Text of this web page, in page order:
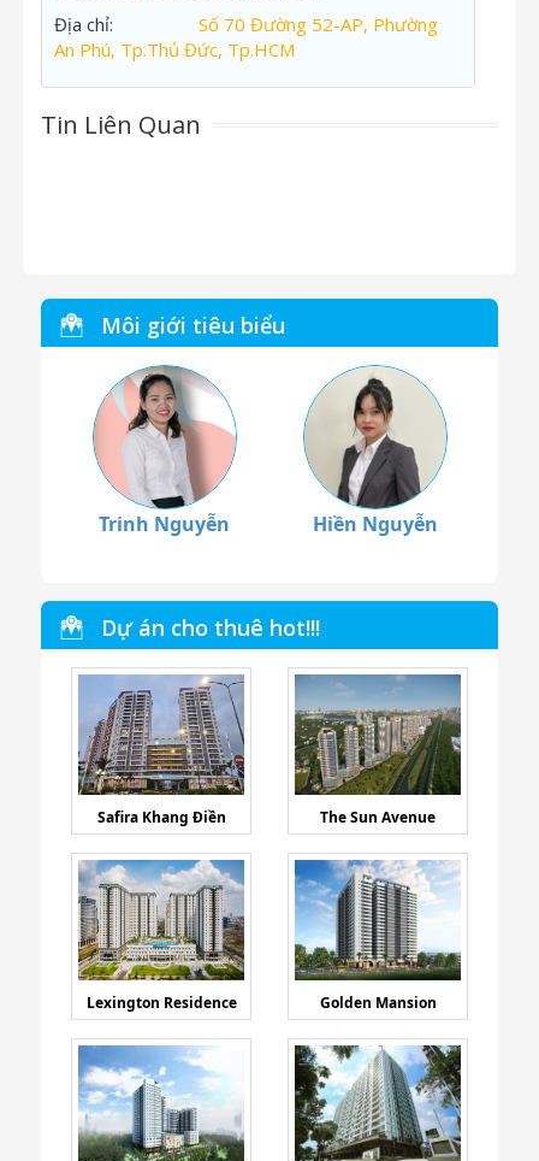
Địa chỉ:
Số 70 Đường 52-AP, Phường
An Phú, Tp.Thủ Đức, Tp.HCM
Tin Liên Quan
Môi giới tiêu biểu
Trinh Nguyễn Hiền Nguyễn
Dự án cho thuê hot!!!
Safira Khang Điền The Sun Avenue
Lexington Residence Golden Mansion